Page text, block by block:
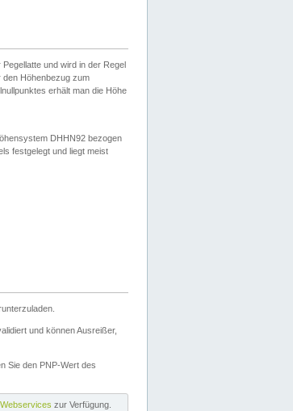
Pegellatte und wird in der Regel
den Höhenbezug zum
erhält man die Höhe
DHHN92 bezogen
festgelegt und liegt meist
und können Ausreißer,
Sie den PNP-Wert des
zur Verfügung.